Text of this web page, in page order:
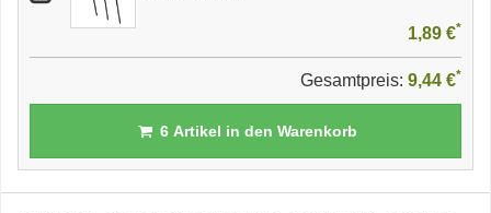
1,89 €*
Gesamtpreis: 9,44 €*
6Artikel in den Warenkorb